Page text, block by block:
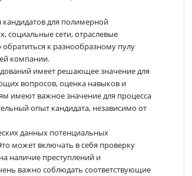
кандидатов для полимерной
социальные сети, отраслевые
к разнообразному пулу
компании.
имеет решающее значение для
вопросов, оценка навыков и
имеют важное значение для процесса
опыт кандидата, независимо от
данных потенциальных
может включать в себя проверку
наличие преступлений и
важно соблюдать соответствующие